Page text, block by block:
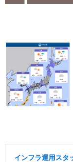
インフラ運用スタ